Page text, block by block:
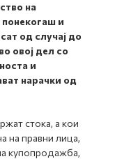
на
и
од случај до
овој дел со
и
нарачки од
стока, а кои
на правни лица,
купопродажба,